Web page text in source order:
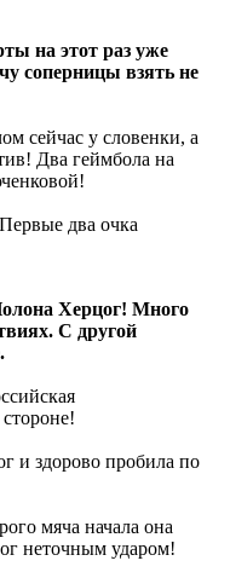
на этот раз уже
соперницы взять не
сейчас у словенки, а
Два геймбола на
два очка
Херцог! Много
С другой
и здорово пробила по
мяча начала она
неточным ударом!